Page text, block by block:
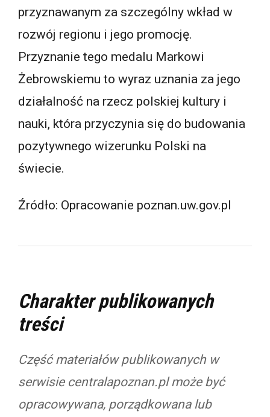
przyznawanym za szczególny wkład w
rozwój regionu i jego promocję.
Przyznanie tego medalu Markowi
Żebrowskiemu to wyraz uznania za jego
działalność na rzecz polskiej kultury i
nauki, która przyczynia się do budowania
pozytywnego wizerunku Polski na
świecie.
Źródło: Opracowanie poznan.uw.gov.pl
Charakter publikowanych
treści
Część materiałów publikowanych w
serwisie centralapoznan.pl może być
opracowywana, porządkowana lub